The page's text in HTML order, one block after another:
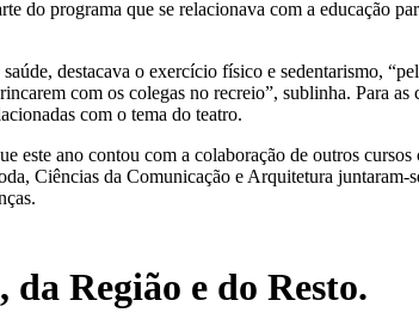
do programa que se relacionava com a educação
destacava o exercício físico e sedentarismo,
com os colegas no recreio”, sublinha. Para
com o tema do teatro.
este ano contou com a colaboração de outros
Ciências da Comunicação e Arquitetura juntaram-
, da Região e do Resto.